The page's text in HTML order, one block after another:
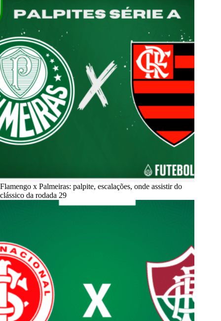
Flamengo x Palmeiras: palpite, escalações, onde assistir do
clássico da rodada 29